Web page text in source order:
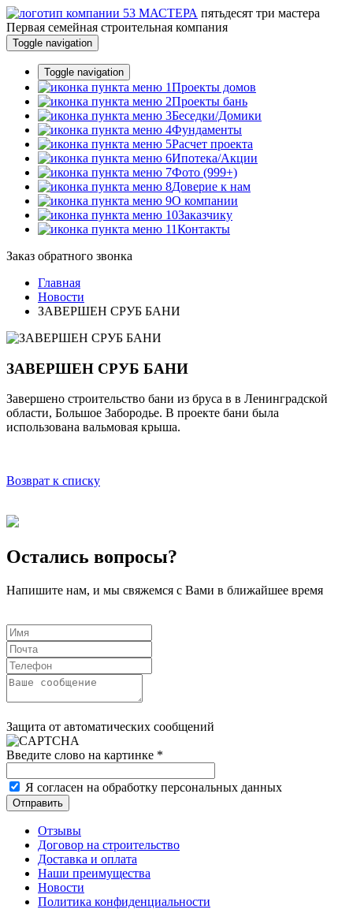
пятьдесят три мастера
Первая семейная строительная компания
Toggle navigation
Toggle navigation
Проекты домов
Проекты бань
Беседки/Домики
Фундаменты
Расчет проекта
Ипотека/Акции
Фото (999+)
Доверие к нам
О компании
Заказчику
Контакты
Заказ обратного звонка
Главная
Новости
ЗАВЕРШЕН СРУБ БАНИ
ЗАВЕРШЕН СРУБ БАНИ
Завершено строительство бани из бруса в в Ленинградской
области, Большое Забородье. В проекте бани была
использована вальмовая крыша.
Возврат к списку
Остались вопросы?
Напишите нам, и мы свяжемся с Вами в ближайшее время
Защита от автоматических сообщений
Введите слово на картинке *
Я согласен на обработку персональных данных
Отзывы
Договор на строительство
Доставка и оплата
Наши преимущества
Новости
Политика конфиденциальности